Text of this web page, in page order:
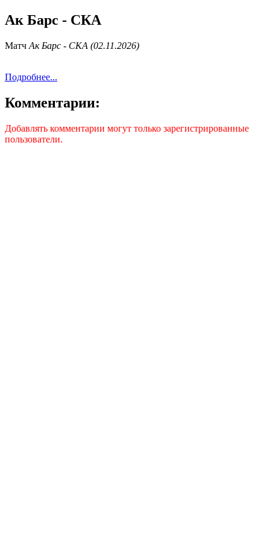
Ак Барс - СКА
Матч Ак Барс - СКА (02.11.2026)
Подробнее...
Комментарии:
Добавлять комментарии могут только зарегистрированные
пользователи.